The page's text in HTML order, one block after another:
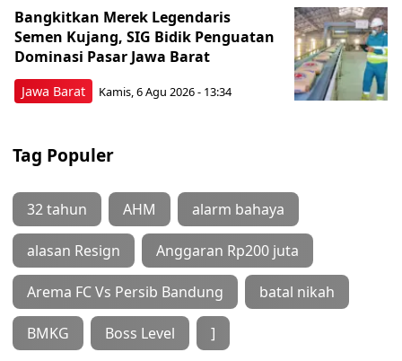
Jawa Barat
Bangkitkan Merek Legendaris
Semen Kujang, SIG Bidik Penguatan
Dominasi Pasar Jawa Barat
Kamis, 6 Agu 2026 - 13:34
Tag Populer
32 tahun AHM alarm bahaya
alasan Resign Anggaran Rp200 juta
Arema FC Vs Persib Bandung batal nikah
BMKG Boss Level ]